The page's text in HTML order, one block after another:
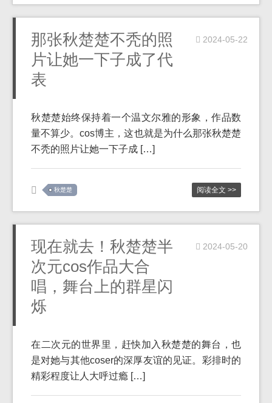
那张秋楚楚不秃的照
片让她一下子成了代
表
2024-05-22
秋楚楚始终保持着一个温文尔雅的形象，作品数
量不算少。cos博主，这也就是为什么那张秋楚楚
不秃的照片让她一下子成 […]
秋楚楚 阅读全文 >>
现在就去！秋楚楚半
次元cos作品大合
唱，舞台上的群星闪
烁
2024-05-20
在二次元的世界里，赶快加入秋楚楚的舞台，也
是对她与其他coser的深厚友谊的见证。彩排时的
精彩程度让人大呼过瘾 […]